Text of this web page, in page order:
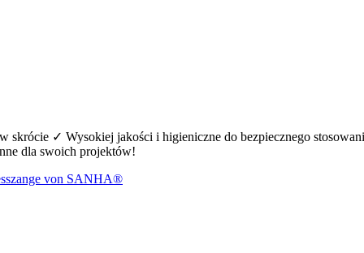
skrócie ✓ Wysokiej jakości i higieniczne do bezpiecznego
dla swoich projektów!